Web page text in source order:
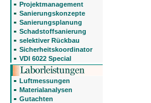
Projektmanagement
Sanierungskonzepte
Sanierungsplanung
Schadstoffsanierung
selektiver Rückbau
Sicherheitskoordinator
VDI 6022 Special
Luftmessungen
Materialanalysen
Gutachten